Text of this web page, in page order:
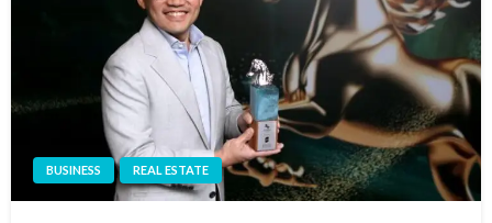
BUSINESS REAL ESTATE